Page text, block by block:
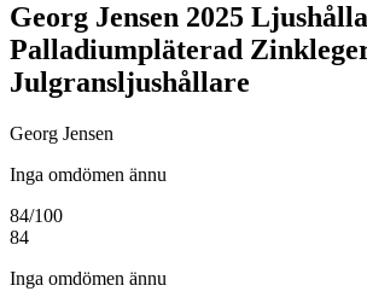
Georg Jensen 2025
Palladiumpläterad
Julgransljushållare
Georg Jensen
Inga omdömen ännu
84/100
84
Inga omdömen ännu